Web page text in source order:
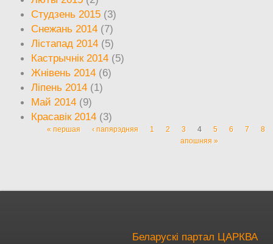
Студзень 2015 (3)
Снежань 2014 (7)
Лістапад 2014 (5)
Кастрычнік 2014 (5)
Жнівень 2014 (6)
Ліпень 2014 (1)
Май 2014 (9)
Красавік 2014 (3)
Старонкі
« першая ‹ папярэдняя 1 2 3 4 5 6 7
8
апошняя »
Беларускі партал ЦАРКВА